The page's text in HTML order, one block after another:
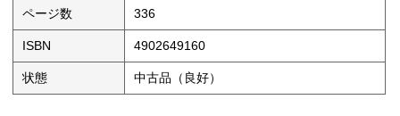
ページ数 336
ISBN 4902649160
状態 中古品（良好）